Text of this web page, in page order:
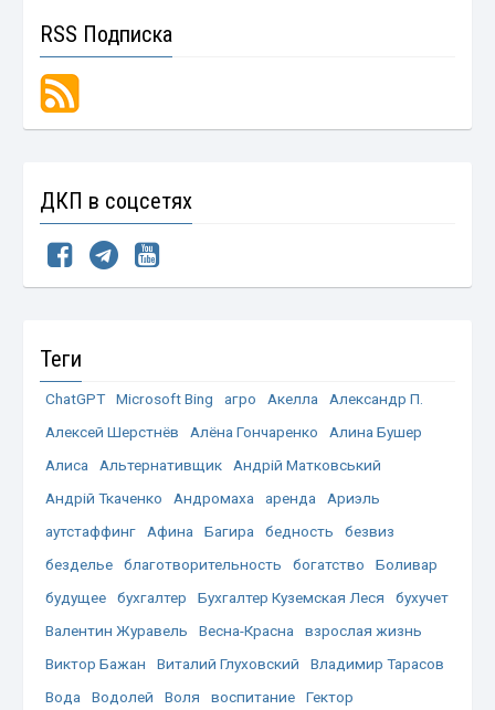
RSS Подписка
ДКП в соцсетях
Теги
ChatGPT Microsoft Bing агро Акелла
Александр П.
Алексей Шерстнёв
Алёна Гончаренко
Алина Бушер
Алиса
Альтернативщик
Андрій Матковський
Андрій Ткаченко
Андромаха аренда
Ариэль
аутстаффинг
Афина Багира бедность
безвиз
безделье
благотворительность богатство
Боливар
будущее
бухгалтер Бухгалтер Куземская Леся
бухучет
Валентин Журавель
Весна-Красна
взрослая жизнь
Виктор Бажан
Виталий Глуховский
Владимир Тарасов
Вода
Водолей Воля воспитание
Гектор